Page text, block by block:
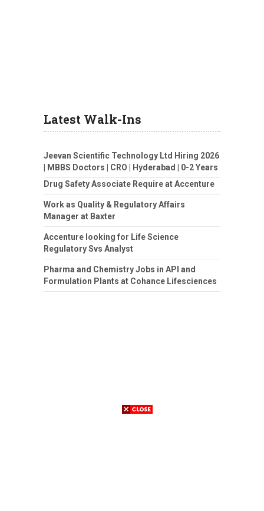
Latest Walk-Ins
Jeevan Scientific Technology Ltd Hiring 2026
| MBBS Doctors | CRO | Hyderabad | 0-2 Years
Drug Safety Associate Require at Accenture
Work as Quality & Regulatory Affairs
Manager at Baxter
Accenture looking for Life Science
Regulatory Svs Analyst
Pharma and Chemistry Jobs in API and
Formulation Plants at Cohance Lifesciences